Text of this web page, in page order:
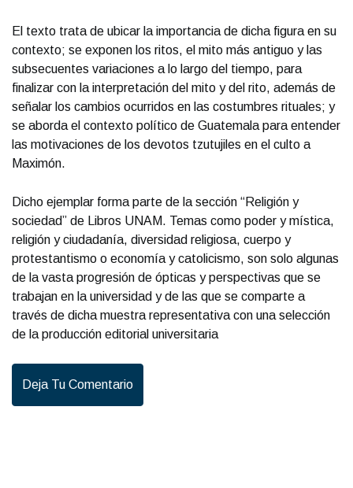
El texto trata de ubicar la importancia de dicha figura en su
contexto; se exponen los ritos, el mito más antiguo y las
subsecuentes variaciones a lo largo del tiempo, para
finalizar con la interpretación del mito y del rito, además de
señalar los cambios ocurridos en las costumbres rituales; y
se aborda el contexto político de Guatemala para entender
las motivaciones de los devotos tzutujiles en el culto a
Maximón.
Dicho ejemplar forma parte de la sección “Religión y
sociedad” de Libros UNAM. Temas como poder y mística,
religión y ciudadanía, diversidad religiosa, cuerpo y
protestantismo o economía y catolicismo, son solo algunas
de la vasta progresión de ópticas y perspectivas que se
trabajan en la universidad y de las que se comparte a
través de dicha muestra representativa con una selección
de la producción editorial universitaria
Deja Tu Comentario